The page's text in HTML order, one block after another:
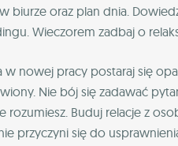
biurze oraz plan dnia.
Wieczorem zadbaj o
w nowej pracy postaraj się
Nie bój się zadawać
rozumiesz. Buduj relacje z
przyczyni się do